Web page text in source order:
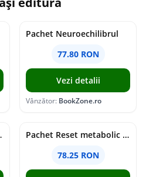
Pachet Neuroechilibrul
77.80 RON
Vezi detalii
Vânzător: BookZone.ro
tăi
Pachet Reset metabolic complet
78.25 RON